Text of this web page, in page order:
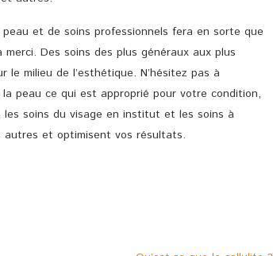
peau et de soins professionnels fera en sorte que
Des soins des plus généraux aux plus
milieu de l’esthétique. N’hésitez pas à
peau ce qui est approprié pour votre condition,
les soins du visage en institut et les soins à
autres et optimisent vos résultats.